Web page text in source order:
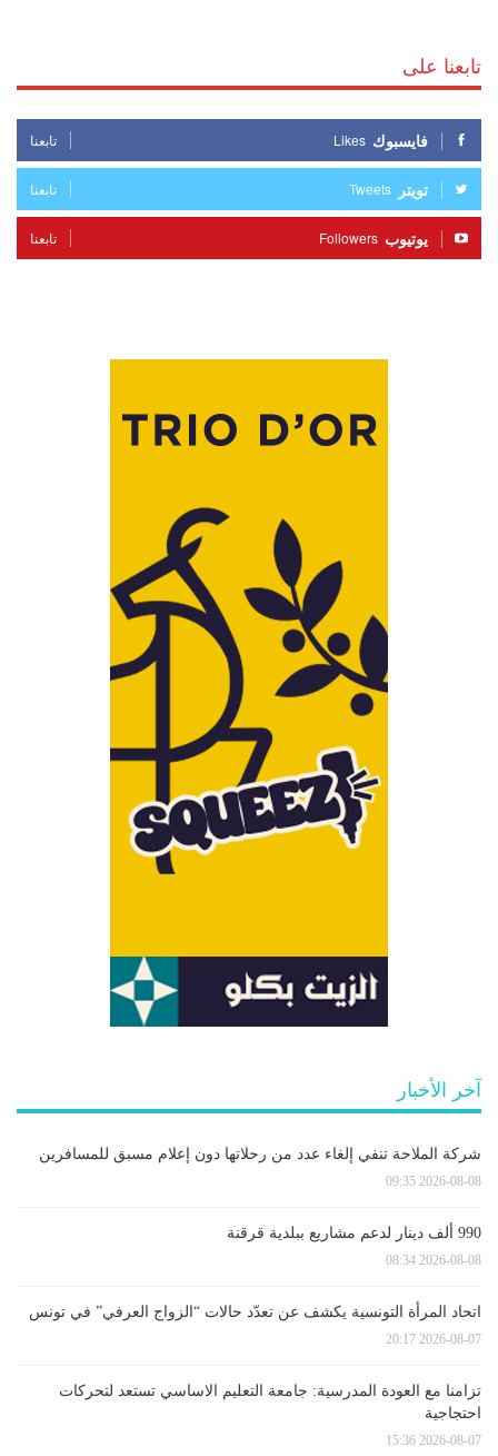
تابعنا على
فايسبوك Likes تابعنا
تويتر Tweets تابعنا
يوتيوب Followers تابعنا
آخر الأخبار
شركة الملاحة تنفي إلغاء عدد من رحلاتها دون إعلام مسبق للمسافرين
2026-08-08 09:35
990 ألف دينار لدعم مشاريع ببلدية قرقنة
2026-08-08 08:34
اتحاد المرأة التونسية يكشف عن تعدّد حالات “الزواج العرفي” في تونس
2026-08-07 20:17
تزامنا مع العودة المدرسية: جامعة التعليم الاساسي تستعد لتحركات
احتجاجية
2026-08-07 15:36